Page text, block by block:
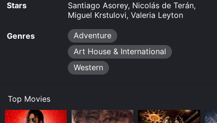
Stars
Santiago Asorey, Nicolás de Terán,
Miguel Krstulovi, Valeria Leyton
Genres
Adventure
Art House & International
Western
Top Movies